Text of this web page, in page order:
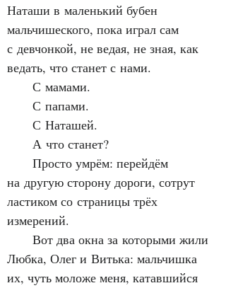
Наташи в маленький бубен
мальчишеского, пока играл сам
с девчонкой, не ведая, не зная, как
ведать, что станет с нами.
С мамами.
С папами.
С Наташей.
А что станет?
Просто умрём: перейдём
на другую сторону дороги, сотрут
ластиком со страницы трёх
измерений.
Вот два окна за которыми жили
Любка, Олег и Витька: мальчишка
их, чуть моложе меня, катавшийся